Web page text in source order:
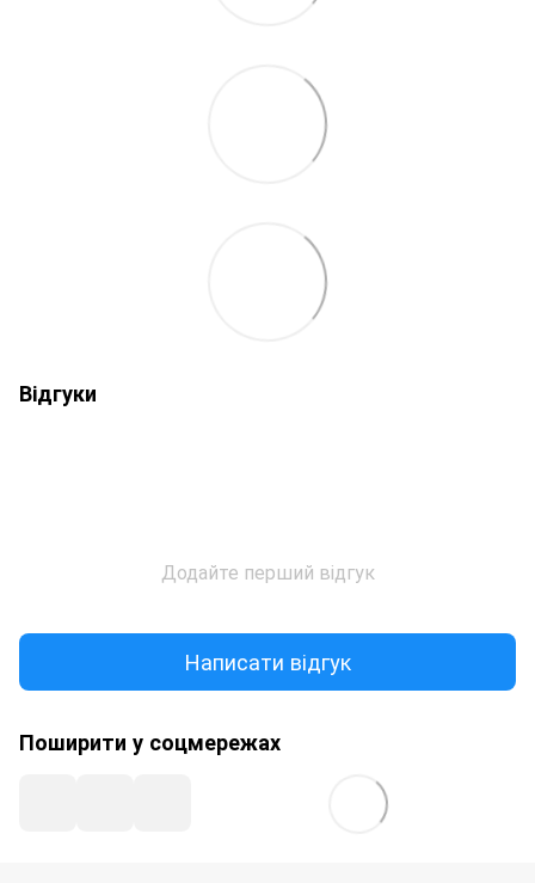
Відгуки
Додайте перший відгук
Написати відгук
Поширити у соцмережах